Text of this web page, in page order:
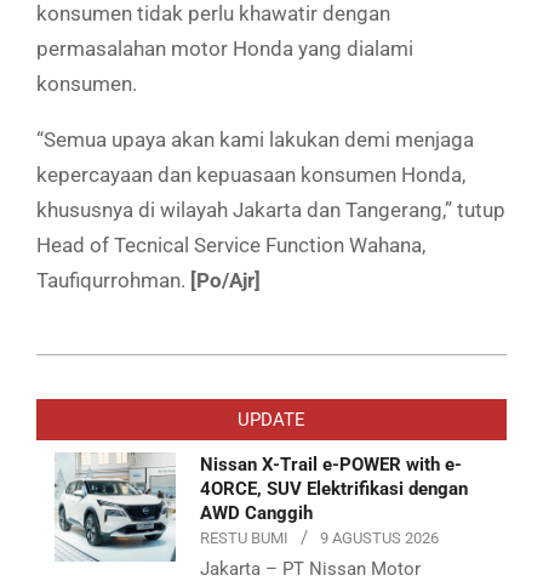
konsumen tidak perlu khawatir dengan
permasalahan motor Honda yang dialami
konsumen.
“Semua upaya akan kami lakukan demi menjaga
kepercayaan dan kepuasaan konsumen Honda,
khususnya di wilayah Jakarta dan Tangerang,” tutup
Head of Tecnical Service Function Wahana,
Taufiqurrohman. [Po/Ajr]
08-
UPDATE
Nissan X-Trail e-POWER with e-
4ORCE, SUV Elektrifikasi dengan
AWD Canggih
RESTU BUMI 9 AGUSTUS 2026
Jakarta – PT Nissan Motor